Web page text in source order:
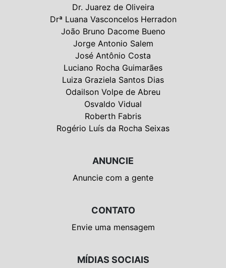
Dr. Juarez de Oliveira
Drª Luana Vasconcelos Herradon
João Bruno Dacome Bueno
Jorge Antonio Salem
José Antônio Costa
Luciano Rocha Guimarães
Luiza Graziela Santos Dias
Odailson Volpe de Abreu
Osvaldo Vidual
Roberth Fabris
Rogério Luís da Rocha Seixas
ANUNCIE
Anuncie com a gente
CONTATO
Envie uma mensagem
MÍDIAS SOCIAIS